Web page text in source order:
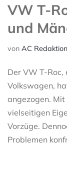
VW T-
und
von AC Redaktion
Der VW T-
Volkswagen,
angezogen. Mit
vielseitigen
Vorzüge.
Problemen